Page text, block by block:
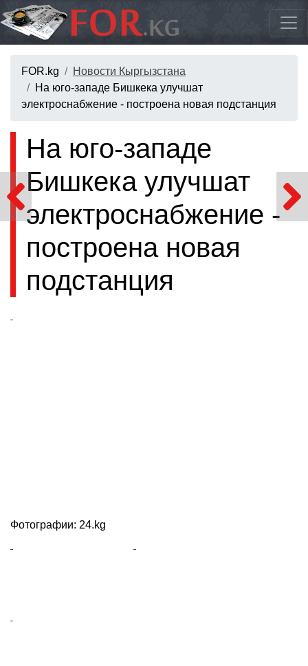
FOR.kg
Новости Кыргызстана
На юго-западе Бишкека улучшат
электроснабжение - построена новая подстанция
На юго-западе
Бишкека улучшат
электроснабжение -
построена новая
подстанция
Фотографии: 24.kg